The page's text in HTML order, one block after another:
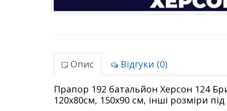
Опис Відгуки (0)
Прапор 192 батальйон Херсон 124
120х80см, 150х90 см, інші розміри